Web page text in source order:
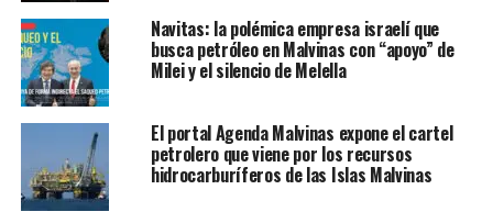
Navitas: la polémica empresa israelí que
busca petróleo en Malvinas con “apoyo” de
Milei y el silencio de Melella
El portal Agenda Malvinas expone el cartel
petrolero que viene por los recursos
hidrocarburíferos de las Islas Malvinas